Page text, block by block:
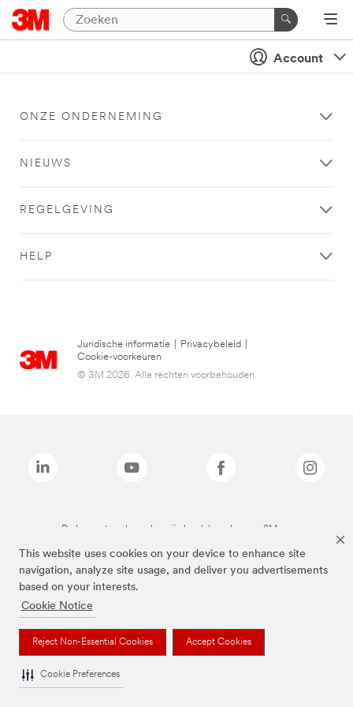
This website uses cookies on your device to enhance site
navigation, analyze site usage, and deliver you advertisements
based on your interests.
Cookie Notice
Reject Non-Essential Cookies Accept Cookies
Cookie Preferences
Account
ONZE ONDERNEMING
NIEUWS
REGELGEVING
HELP
Juridische informatie Privacybeleid
Cookie-voorkeuren
© 3M 2026. Alle rechten voorbehouden.
De bovenstaande merken zijn handelsmerken van 3M.we